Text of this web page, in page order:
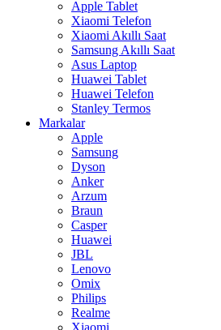
Apple Tablet
Xiaomi Telefon
Xiaomi Akıllı Saat
Samsung Akıllı Saat
Asus Laptop
Huawei Tablet
Huawei Telefon
Stanley Termos
Markalar
Apple
Samsung
Dyson
Anker
Arzum
Braun
Casper
Huawei
JBL
Lenovo
Omix
Philips
Realme
Xiaomi